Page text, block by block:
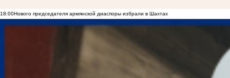
18:00Нового председателя армянской диаспоры избрали в Шахтах